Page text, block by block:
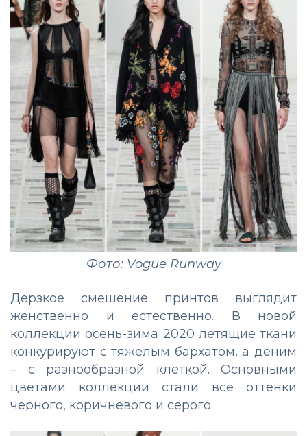
Фото: Vogue Runway
Дерзкое смешение принтов выглядит
женственно и естественно. В новой
коллекции осень-зима 2020 летящие ткани
конкурируют с тяжелым бархатом, а деним
– с разнообразной клеткой. Основными
цветами коллекции стали все оттенки
черного, коричневого и серого.